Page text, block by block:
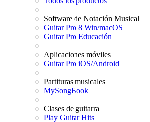
Software de Notación Musical
Guitar Pro 8 Win/macOS
Guitar Pro Educación
Aplicaciones móviles
Guitar Pro iOS/Android
Partituras musicales
MySongBook
Clases de guitarra
Play Guitar Hits